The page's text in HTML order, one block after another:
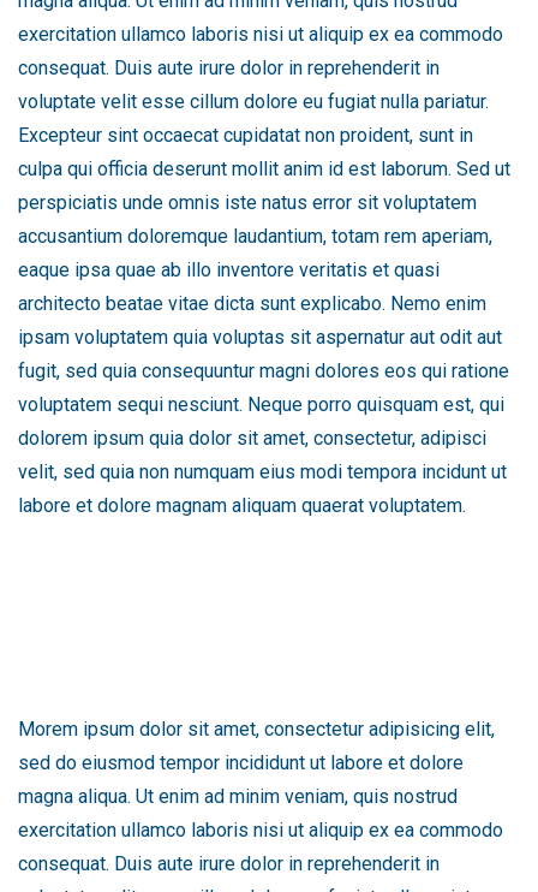
exercitation ullamco laboris nisi ut aliquip ex ea commodo
consequat. Duis aute irure dolor in reprehenderit in
voluptate velit esse cillum dolore eu fugiat nulla pariatur.
Excepteur sint occaecat cupidatat non proident, sunt in
culpa qui officia deserunt mollit anim id est laborum. Sed ut
perspiciatis unde omnis iste natus error sit voluptatem
accusantium doloremque laudantium, totam rem aperiam,
eaque ipsa quae ab illo inventore veritatis et quasi
architecto beatae vitae dicta sunt explicabo. Nemo enim
ipsam voluptatem quia voluptas sit aspernatur aut odit aut
fugit, sed quia consequuntur magni dolores eos qui ratione
voluptatem sequi nesciunt. Neque porro quisquam est, qui
dolorem ipsum quia dolor sit amet, consectetur, adipisci
velit, sed quia non numquam eius modi tempora incidunt ut
labore et dolore magnam aliquam quaerat voluptatem.
Morem ipsum dolor sit amet, consectetur adipisicing elit,
sed do eiusmod tempor incididunt ut labore et dolore
magna aliqua. Ut enim ad minim veniam, quis nostrud
exercitation ullamco laboris nisi ut aliquip ex ea commodo
consequat. Duis aute irure dolor in reprehenderit in